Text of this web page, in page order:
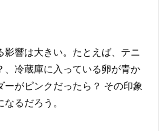
響は大きい。たとえば、テニ
、冷蔵庫に入っている卵が青か
ーがピンクだったら？ その印象
るだろう。